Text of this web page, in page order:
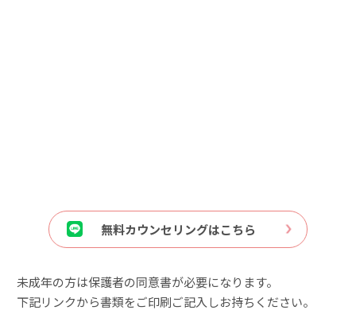
無料カウンセリングはこちら
未成年の方は保護者の同意書が必要になります。
下記リンクから書類をご印刷ご記入しお持ちください。